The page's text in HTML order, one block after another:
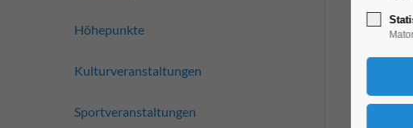
Höhepunkte
Kulturveranstaltungen
Sportveranstaltungen